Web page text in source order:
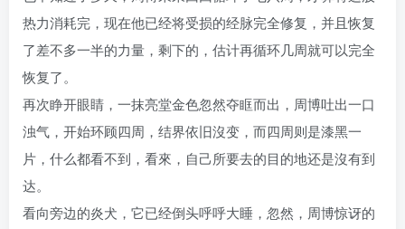
热力消耗完，现在他已经将受损的经脉完全修复，并且恢复
了差不多一半的力量，剩下的，估计再循环几周就可以完全
恢复了。
再次睁开眼睛，一抹亮堂金色忽然夺眶而出，周博吐出一口
浊气，开始环顾四周，结界依旧沒变，而四周则是漆黑一
片，什么都看不到，看來，自己所要去的目的地还是沒有到
达。
看向旁边的炎犬，它已经倒头呼呼大睡，忽然，周博惊讶的